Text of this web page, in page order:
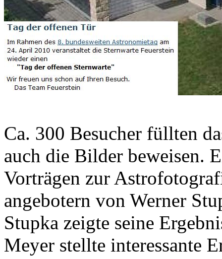
Ca. 300 Besucher füllten
auch die Bilder beweisen.
Vorträgen zur
angebotern von Werner
Stupka zeigte seine
Meyer stellte interessante